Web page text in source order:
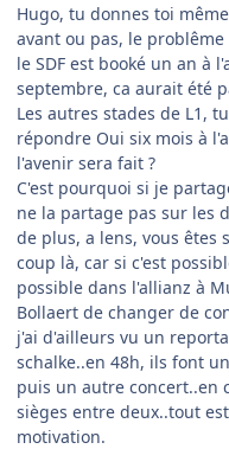
Hugo, tu donnes toi
avant ou pas, le problême
le SDF est booké un an à
septembre, ca aurait été
Les autres stades de L1,
répondre Oui six mois à
l'avenir sera fait ?
C'est pourquoi si je
ne la partage pas sur les
de plus, a lens, vous êtes
coup là, car si c'est
possible dans l'allianz à
Bollaert de changer de
j'ai d'ailleurs vu un
schalke..en 48h, ils font
puis un autre concert..en
sièges entre deux..tout
motivation.